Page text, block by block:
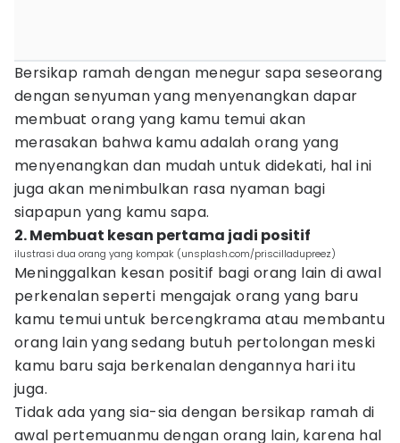
Bersikap ramah dengan menegur sapa seseorang
dengan senyuman yang menyenangkan dapar
membuat orang yang kamu temui akan
merasakan bahwa kamu adalah orang yang
menyenangkan dan mudah untuk didekati, hal ini
juga akan menimbulkan rasa nyaman bagi
siapapun yang kamu sapa.
2. Membuat kesan pertama jadi positif
ilustrasi dua orang yang kompak (unsplash.com/priscilladupreez)
Meninggalkan kesan positif bagi orang lain di awal
perkenalan seperti mengajak orang yang baru
kamu temui untuk bercengkrama atau membantu
orang lain yang sedang butuh pertolongan meski
kamu baru saja berkenalan dengannya hari itu
juga.
Tidak ada yang sia-sia dengan bersikap ramah di
awal pertemuanmu dengan orang lain, karena hal